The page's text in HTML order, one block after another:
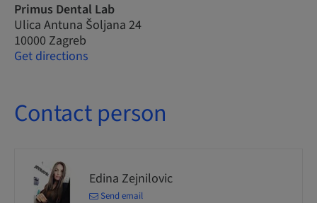
Primus Dental Lab
Ulica Antuna Šoljana 24
10000 Zagreb
Get directions
Contact person
Edina Zejnilovic
Send email